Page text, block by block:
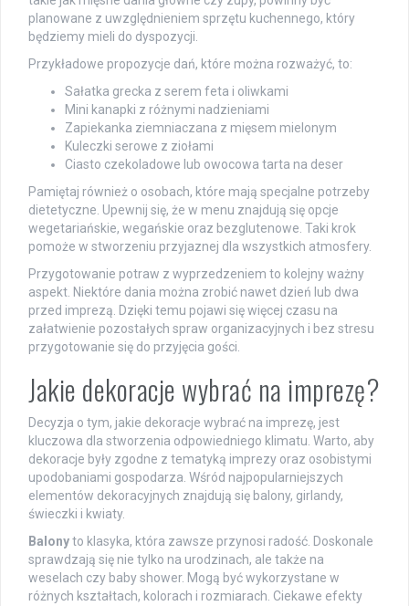
planowane z uwzględnieniem sprzętu kuchennego, który
będziemy mieli do dyspozycji.
Przykładowe propozycje dań, które można rozważyć, to:
Sałatka grecka z serem feta i oliwkami
Mini kanapki z różnymi nadzieniami
Zapiekanka ziemniaczana z mięsem mielonym
Kuleczki serowe z ziołami
Ciasto czekoladowe lub owocowa tarta na deser
Pamiętaj również o osobach, które mają specjalne potrzeby
dietetyczne. Upewnij się, że w menu znajdują się opcje
wegetariańskie, wegańskie oraz bezglutenowe. Taki krok
pomoże w stworzeniu przyjaznej dla wszystkich atmosfery.
Przygotowanie potraw z wyprzedzeniem to kolejny ważny
aspekt. Niektóre dania można zrobić nawet dzień lub dwa
przed imprezą. Dzięki temu pojawi się więcej czasu na
załatwienie pozostałych spraw organizacyjnych i bez stresu
przygotowanie się do przyjęcia gości.
Jakie dekoracje wybrać na imprezę?
Decyzja o tym, jakie dekoracje wybrać na imprezę, jest
kluczowa dla stworzenia odpowiedniego klimatu. Warto, aby
dekoracje były zgodne z tematyką imprezy oraz osobistymi
upodobaniami gospodarza. Wśród najpopularniejszych
elementów dekoracyjnych znajdują się balony, girlandy,
świeczki i kwiaty.
Balonyto klasyka, która zawsze przynosi radość. Doskonale
sprawdzają się nie tylko na urodzinach, ale także na
weselach czy baby shower. Mogą być wykorzystane w
różnych kształtach, kolorach i rozmiarach. Ciekawe efekty